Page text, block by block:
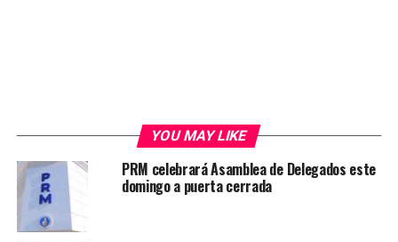
YOU MAY LIKE
PRM celebrará Asamblea de Delegados este
domingo a puerta cerrada